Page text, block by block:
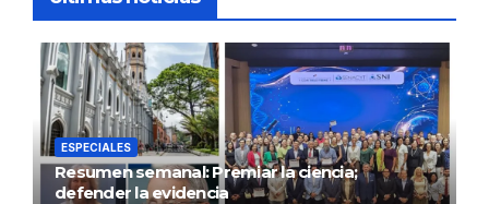
ESPECIALES
Resumen semanal: Premiar la ciencia;
defender la evidencia